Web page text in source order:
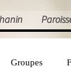
Groupes